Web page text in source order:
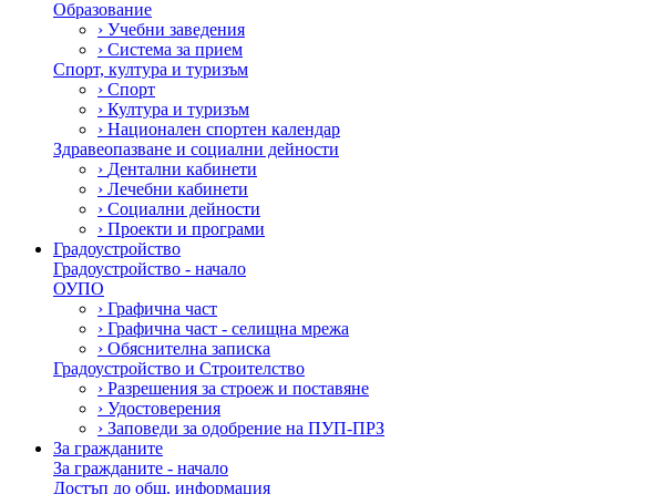
Образование
› Учебни заведения
› Система за прием
Спорт, култура и туризъм
› Спорт
› Култура и туризъм
› Национален спортен календар
Здравеопазване и социални дейности
› Дентални кабинети
› Лечебни кабинети
› Социални дейности
› Проекти и програми
Градоустройство
Градоустройство - начало
ОУПО
› Графична част
› Графична част - селищна мрежа
› Обяснителна записка
Градоустройство и Строителство
› Разрешения за строеж и поставяне
› Удостоверения
› Заповеди за одобрение на ПУП-ПРЗ
За гражданите
За гражданите - начало
Достъп до общ. информация